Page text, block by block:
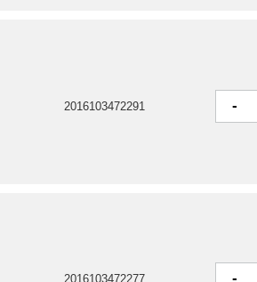
2016103472291 -
2016103472277 -